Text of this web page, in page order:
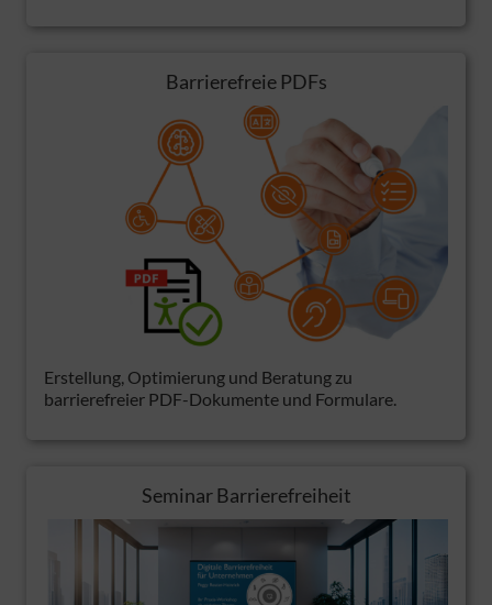
Barrierefreie PDFs
Erstellung, Optimierung und Beratung zu
barrierefreier PDF-Dokumente und Formulare.
Seminar Barrierefreiheit